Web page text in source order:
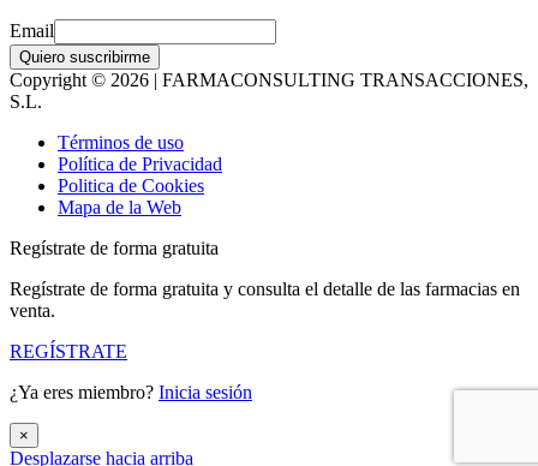
Email
Quiero suscribirme
Copyright © 2026 | FARMACONSULTING TRANSACCIONES,
S.L.
Términos de uso
Política de Privacidad
Politica de Cookies
Mapa de la Web
Regístrate de forma gratuita
Regístrate de forma gratuita y consulta el detalle de las farmacias en
venta.
REGÍSTRATE
¿Ya eres miembro? Inicia sesión
×
Desplazarse hacia arriba